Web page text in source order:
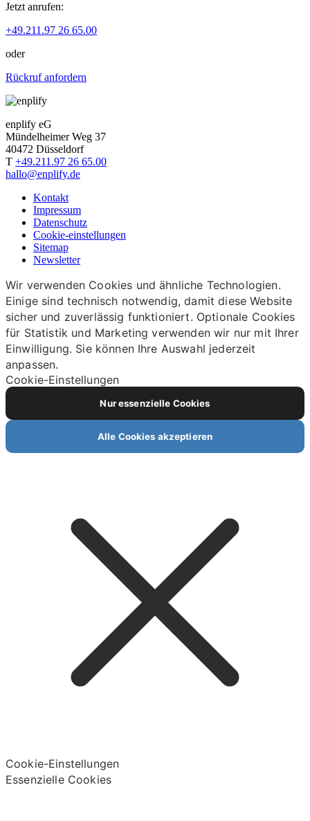
Jetzt anrufen:
+49.211.97 26 65.00
oder
Rückruf anfordern
enplify eG
Mündelheimer Weg 37
40472 Düsseldorf
T +49.211.97 26 65.00
hallo@enplify.de
Kontakt
Impressum
Datenschutz
Cookie-einstellungen
Sitemap
Newsletter
Wir verwenden Cookies und ähnliche Technologien.
Einige sind technisch notwendig, damit diese Website
sicher und zuverlässig funktioniert. Optionale Cookies
für Statistik und Marketing verwenden wir nur mit Ihrer
Einwilligung. Sie können Ihre Auswahl jederzeit
anpassen.
Cookie-Einstellungen
Nur essenzielle Cookies
Alle Cookies akzeptieren
Cookie-Einstellungen
Essenzielle Cookies